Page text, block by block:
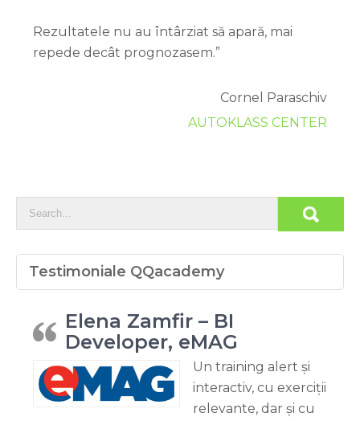
Rezultatele nu au întârziat să apară, mai
repede decât prognozasem.”
Cornel Paraschiv
AUTOKLASS CENTER
Testimoniale QQacademy
Elena Zamfir – BI
Developer, eMAG
Un training alert și
interactiv, cu exerciții
relevante, dar și cu